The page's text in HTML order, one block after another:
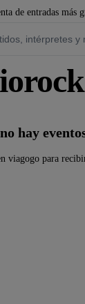
de entradas
hay
viagogo para